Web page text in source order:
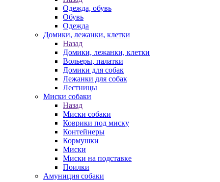
Одежда, обувь
Обувь
Одежда
Домики, лежанки, клетки
Назад
Домики, лежанки, клетки
Вольеры, палатки
Домики для собак
Лежанки для собак
Лестницы
Миски собаки
Назад
Миски собаки
Коврики под миску
Контейнеры
Кормушки
Миски
Миски на подставке
Поилки
Амуниция собаки